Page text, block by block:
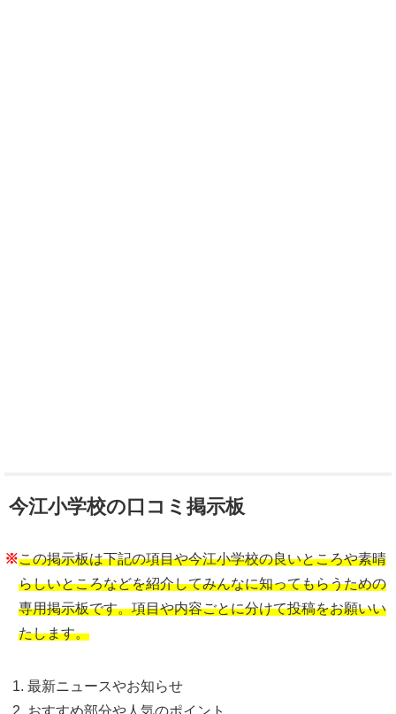
今江小学校の口コミ掲示板
※この掲示板は下記の項目や今江小学校の良いところや素晴
らしいところなどを紹介してみんなに知ってもらうための
専用掲示板です。項目や内容ごとに分けて投稿をお願いい
たします。
最新ニュースやお知らせ
おすすめ部分や人気のポイント